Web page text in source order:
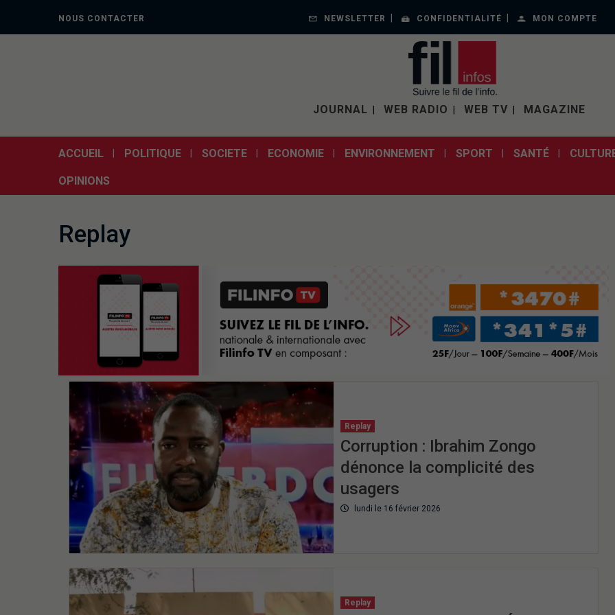
NOUS CONTACTER NEWSLETTER CONFIDENTIALITÉ MON COMPTE
JOURNAL WEB RADIO WEB TV MAGAZINE
ACCUEIL POLITIQUE SOCIETE ECONOMIE ENVIRONNEMENT SPORT SANTÉ
OPINIONS
Replay
Replay
Corruption : Ibrahim Zongo
dénonce la complicité des
usagers
lundi le 16 février 2026
Replay